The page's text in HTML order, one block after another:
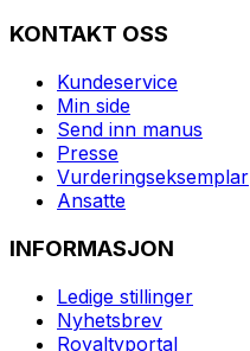
KONTAKT OSS
Kundeservice
Min side
Send inn manus
Presse
Vurderingseksemplar
Ansatte
INFORMASJON
Ledige stillinger
Nyhetsbrev
Royaltyportal